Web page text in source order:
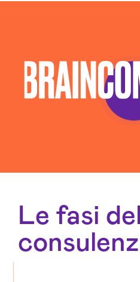
Le fasi